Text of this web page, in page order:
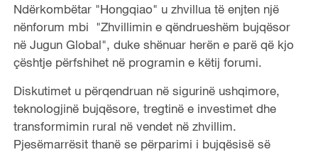
Ndërkombëtar "Hongqiao" u zhvillua të enjten një
nënforum mbi "Zhvillimin e qëndrueshëm bujqësor
në Jugun Global", duke shënuar herën e parë që kjo
çështje përfshihet në programin e këtij forumi.
Diskutimet u përqendruan në sigurinë ushqimore,
teknologjinë bujqësore, tregtinë e investimet dhe
transformimin rural në vendet në zhvillim.
Pjesëmarrësit thanë se përparimi i bujqësisë së